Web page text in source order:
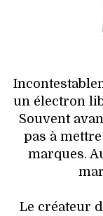
un électron
Souvent
pas à
marques.
Le créateur